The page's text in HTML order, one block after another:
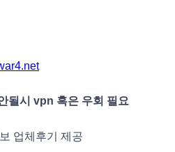
될시 vpn 혹은 우회 필요
업체후기 제공